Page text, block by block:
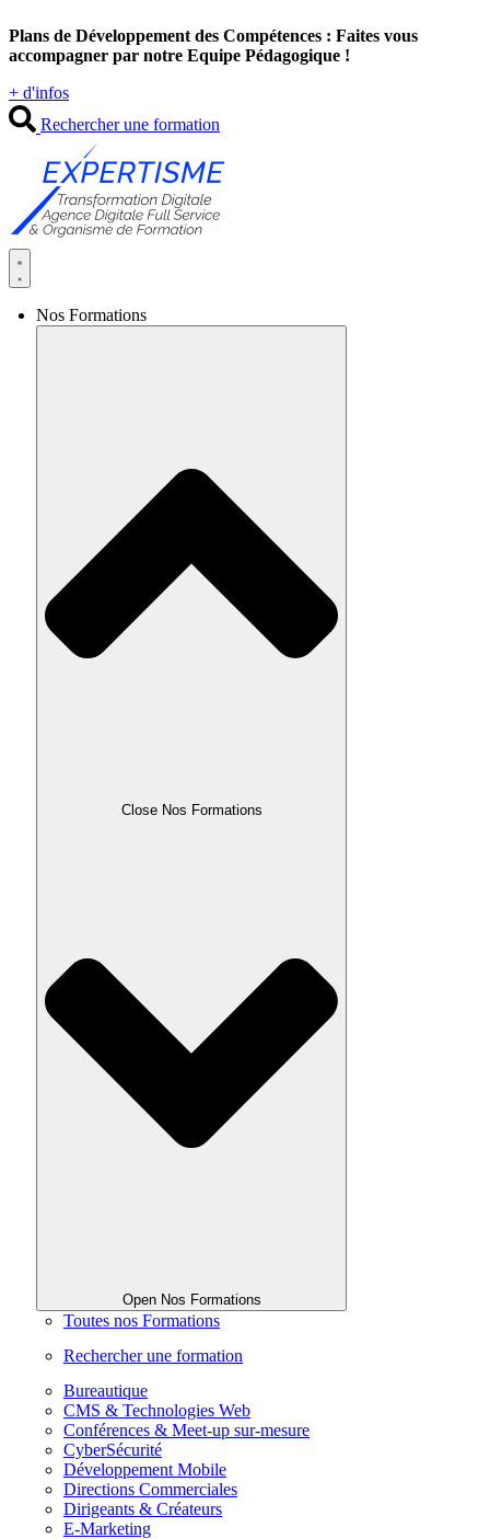
au
contenu
Plans de Développement des Compétences : Faites vous
accompagner par notre Equipe Pédagogique !
+ d'infos
Rechercher une formation
Nos Formations
Close Nos Formations
Open Nos Formations
Toutes nos Formations
Rechercher une formation
Bureautique
CMS & Technologies Web
Conférences & Meet-up sur-mesure
CyberSécurité
Développement Mobile
Directions Commerciales
Dirigeants & Créateurs
E-Marketing